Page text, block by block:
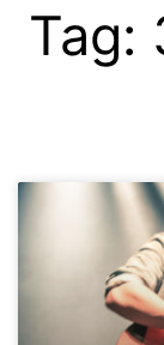
Tag: